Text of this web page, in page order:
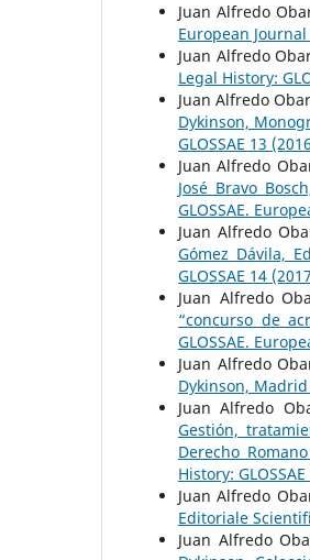
Juan Alfredo
European Journal
Juan Alfredo
Legal History:
Juan Alfredo
Dykinson,
GLOSSAE 13
Juan Alfredo
José Bravo
GLOSSAE.
Juan Alfredo
Gómez Dávila,
GLOSSAE 14
Juan Alfredo
“concurso de
GLOSSAE.
Juan Alfredo
Dykinson, Madrid
Juan Alfredo
Gestión,
Derecho
History:
Juan Alfredo
Editoriale
Juan Alfredo